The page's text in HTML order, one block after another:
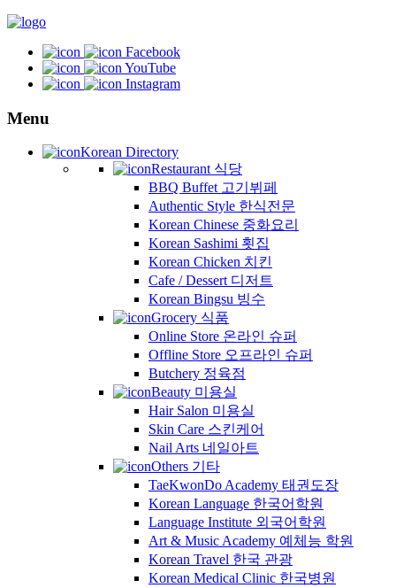
Facebook
YouTube
Instagram
Menu
Korean Directory
Restaurant 식당
BBQ Buffet 고기뷔페
Authentic Style 한식전문
Korean Chinese 중화요리
Korean Sashimi 횟집
Korean Chicken 치킨
Cafe / Dessert 디저트
Korean Bingsu 빙수
Grocery 식품
Online Store 온라인 슈퍼
Offline Store 오프라인 슈퍼
Butchery 정육점
Beauty 미용실
Hair Salon 미용실
Skin Care 스킨케어
Nail Arts 네일아트
Others 기타
TaeKwonDo Academy 태권도장
Korean Language 한국어학원
Language Institute 외국어학원
Art & Music Academy 예체능 학원
Korean Travel 한국 관광
Korean Medical Clinic 한국병원